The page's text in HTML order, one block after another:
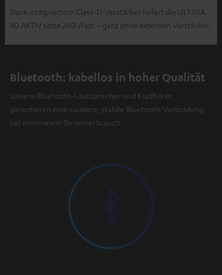
Dank integriertem Class-D-Verstärker liefert die ULTIMA
40 AKTIV satte 260 Watt – ganz ohne externen Verstärker.
Bluetooth: kabellos in hoher Qualität
Unsere Bluetooth-Lautsprecher und Kopfhörer
garantieren eine saubere, stabile Bluetooth-Verbindung
bei minimalem Stromverbrauch.